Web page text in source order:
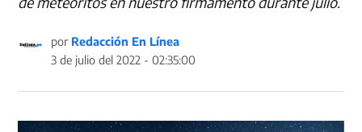
por Redacción En Línea
3 de julio del 2022 - 02:35:00